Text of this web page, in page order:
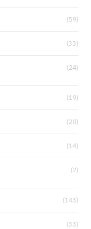
(59)
(33)
(24)
(19)
(20)
(14)
(2)
(143)
(33)